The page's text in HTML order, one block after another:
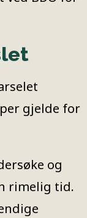
gjelde for
og
rimelig tid.